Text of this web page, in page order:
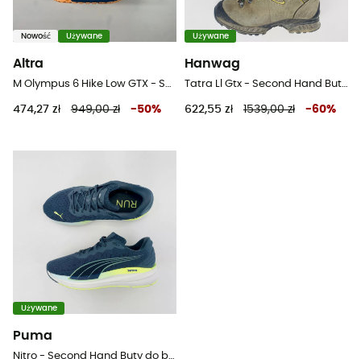
Nowość Używane
Altra
M Olympus 6 Hike Low GTX - Second Hand Buty turystyczne meskie - Beżowy - 43
474,27 zł 949,00 zł -50%
Używane
Hanwag
Tatra Ll Gtx - Second Hand Buty trekkingowe wysokie meskie - kasztan - 43
622,55 zł 1539,00 zł -60%
Używane
Puma
Nitro - Second Hand Buty do biegania - Niebieski - 41